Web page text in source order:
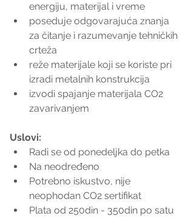
energiju, materijal i vreme
poseduje odgovarajuća znanja
za čitanje i razumevanje tehničkih
crteža
reže materijale koji se koriste pri
izradi metalnih konstrukcija
izvodi spajanje materijala CO2
zavarivanjem
Uslovi:
Radi se od ponedeljka do petka
Na neodređeno
Potrebno iskustvo, nije
neophodan CO2 sertifikat
Plata od 250din - 350din po satu